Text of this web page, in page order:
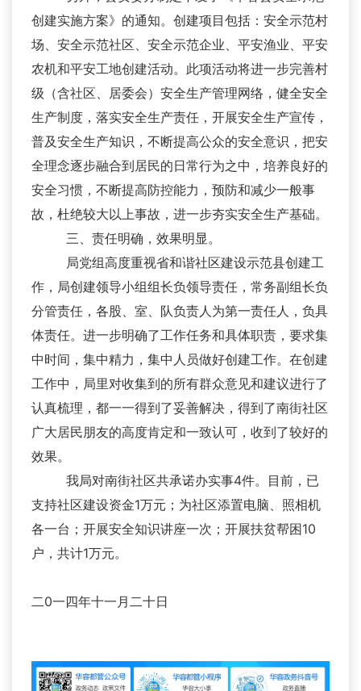
创建实施方案》的通知。创建项目包括：安全示范村
场、安全示范社区、安全示范企业、平安渔业、平安
农机和平安工地创建活动。此项活动将进一步完善村
级（含社区、居委会）安全生产管理网络，健全安全
生产制度，落实安全生产责任，开展安全生产宣传，
普及安全生产知识，不断提高公众的安全意识，把安
全理念逐步融合到居民的日常行为之中，培养良好的
安全习惯，不断提高防控能力，预防和减少一般事
故，杜绝较大以上事故，进一步夯实安全生产基础。
三、责任明确，效果明显。
局党组高度重视省和谐社区建设示范县创建工
作，局创建领导小组组长负领导责任，常务副组长负
分管责任，各股、室、队负责人为第一责任人，负具
体责任。进一步明确了工作任务和具体职责，要求集
中时间，集中精力，集中人员做好创建工作。在创建
工作中，局里对收集到的所有群众意见和建议进行了
认真梳理，都一一得到了妥善解决，得到了南街社区
广大居民朋友的高度肯定和一致认可，收到了较好的
效果。
我局对南街社区共承诺办实事4件。目前，已
支持社区建设资金1万元；为社区添置电脑、照相机
各一台；开展安全知识讲座一次；开展扶贫帮困10
户，共计1万元。
二0一四年十一月二十日